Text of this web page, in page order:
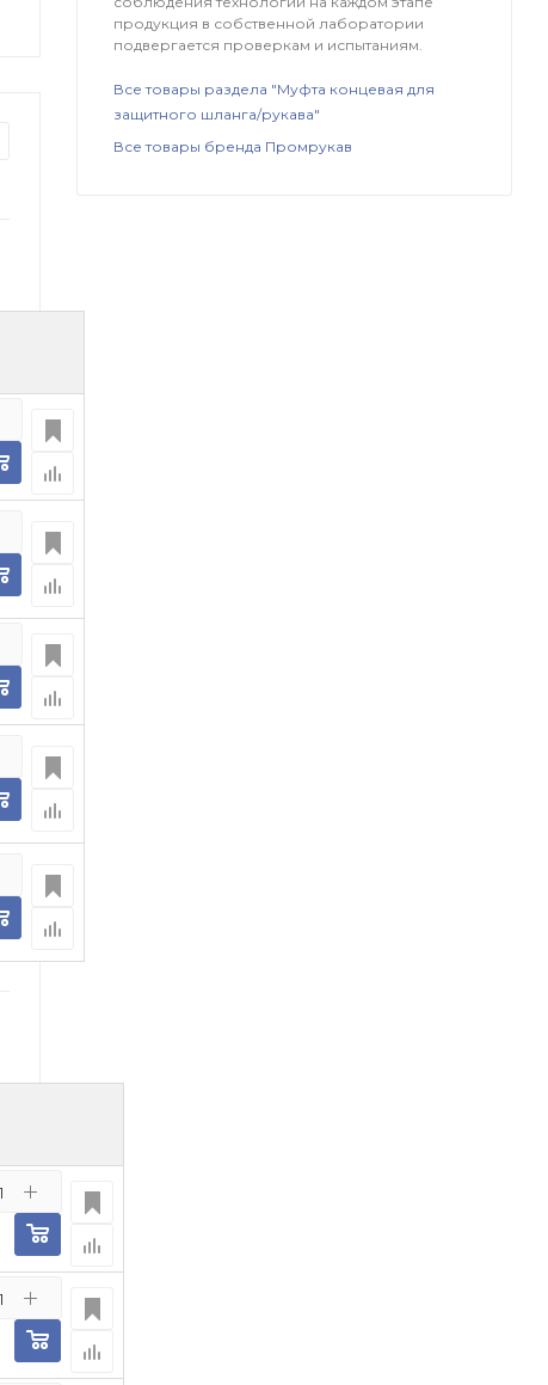
продукция в собственной лаборатории
подвергается проверкам и испытаниям.
Все товары раздела "Муфта концевая для
защитного шланга/рукава"
Все товары бренда Промрукав